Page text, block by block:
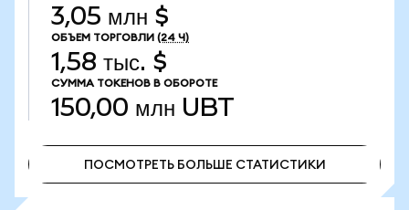
3,05 млн $
ОБЪЕМ ТОРГОВЛИ (24 Ч)
1,58 тыс. $
СУММА ТОКЕНОВ В ОБОРОТЕ
150,00 млн UBT
ПОСМОТРЕТЬ БОЛЬШЕ СТАТИСТИКИ